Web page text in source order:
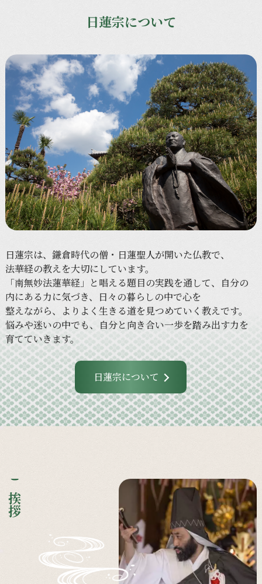
日蓮宗について
日蓮宗は、 鎌倉時代の僧・ 日蓮聖人が開いた仏教で、
法華経の教えを大切にしています。
「南無妙法蓮華経」と唱える題目の実践を通して、
自分の
内にある力に気づき、 日々の暮らしの中で心を
整えながら、
より よく 生きる道を見つめていく 教えです。
悩みや迷いの中でも、 自分と向き合い一歩を踏み出す力を
育てていきます。
日蓮宗について
ご挨拶